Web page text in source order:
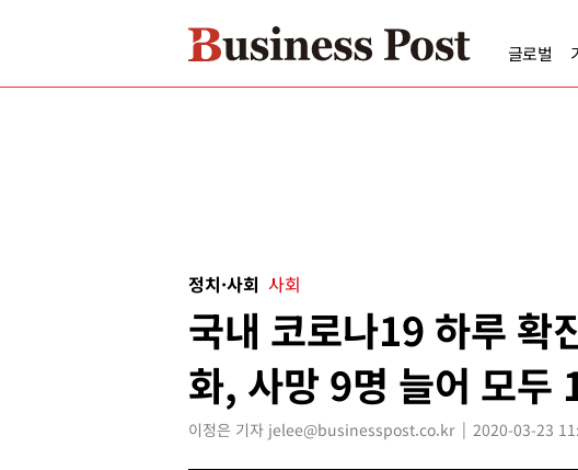
글로벌
정치·사회 사회
국내 코로나19 하루 확
화, 사망 9명 늘어 모두
이정은 기자 jelee@businesspost.co.kr 2020-03-23